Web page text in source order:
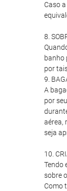
Caso a
8.
banho
por
9.
A
por
aérea,
seja
10.
Tendo
sobre
Como